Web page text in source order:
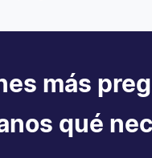
más
qué